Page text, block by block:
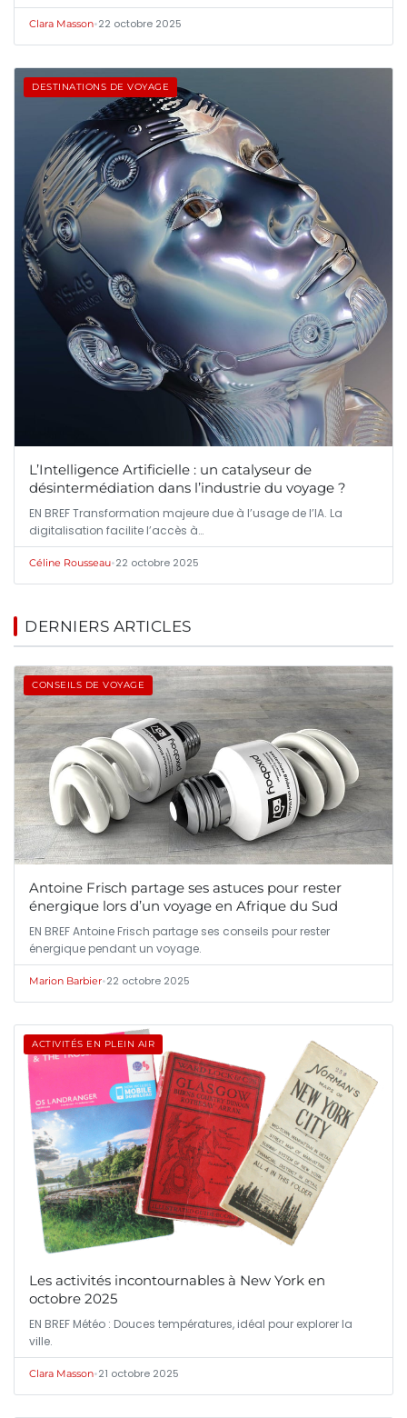
Clara Masson•22 octobre 2025
DESTINATIONS DE VOYAGE
L’Intelligence Artificielle : un catalyseur de
désintermédiation dans l’industrie du voyage ?
EN BREF Transformation majeure due à l’usage de l’IA. La
digitalisation facilite l’accès à…
Céline Rousseau•22 octobre 2025
DERNIERS ARTICLES
CONSEILS DE VOYAGE
Antoine Frisch partage ses astuces pour rester
énergique lors d’un voyage en Afrique du Sud
EN BREF Antoine Frisch partage ses conseils pour rester
énergique pendant un voyage.
Marion Barbier•22 octobre 2025
ACTIVITÉS EN PLEIN AIR
Les activités incontournables à New York en
octobre 2025
EN BREF Météo : Douces températures, idéal pour explorer la
ville.
Clara Masson•21 octobre 2025